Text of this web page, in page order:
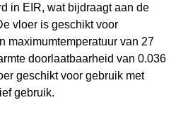
in EIR, wat bijdraagt aan de
vloer is geschikt voor
maximumtemperatuur van 27
doorlaatbaarheid van 0.036
geschikt voor gebruik met
gebruik.